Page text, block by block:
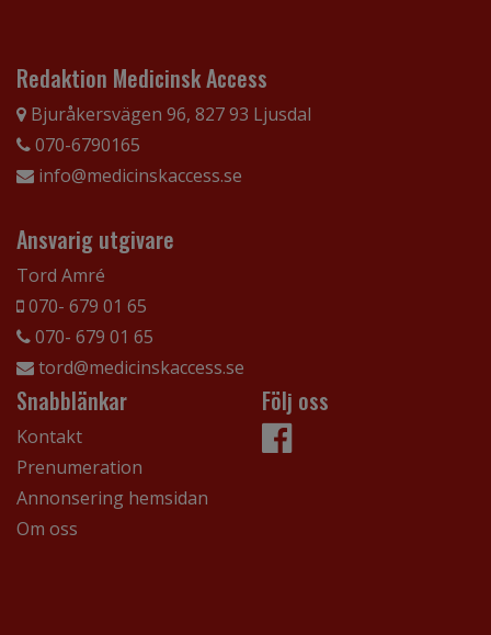
Redaktion Medicinsk Access
Bjuråkersvägen 96, 827 93 Ljusdal
070-6790165
info@medicinskaccess.se
Ansvarig utgivare
Tord Amré
070- 679 01 65
070- 679 01 65
tord@medicinskaccess.se
Snabblänkar
Kontakt
Prenumeration
Annonsering hemsidan
Om oss
Följ oss